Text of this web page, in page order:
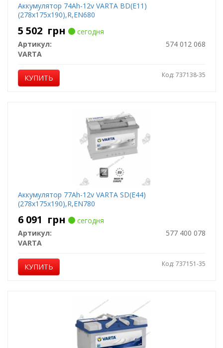
Аккумулятор 74Ah-12v VARTA BD(E11)
(278x175x190),R,EN680
5 502 грн
сегодня
Артикул:
574 012 068
VARTA
КУПИТЬ Код: 737138-35
Аккумулятор 77Ah-12v VARTA SD(E44)
(278х175х190),R,EN780
6 091 грн
сегодня
Артикул:
577 400 078
VARTA
КУПИТЬ Код: 737151-35